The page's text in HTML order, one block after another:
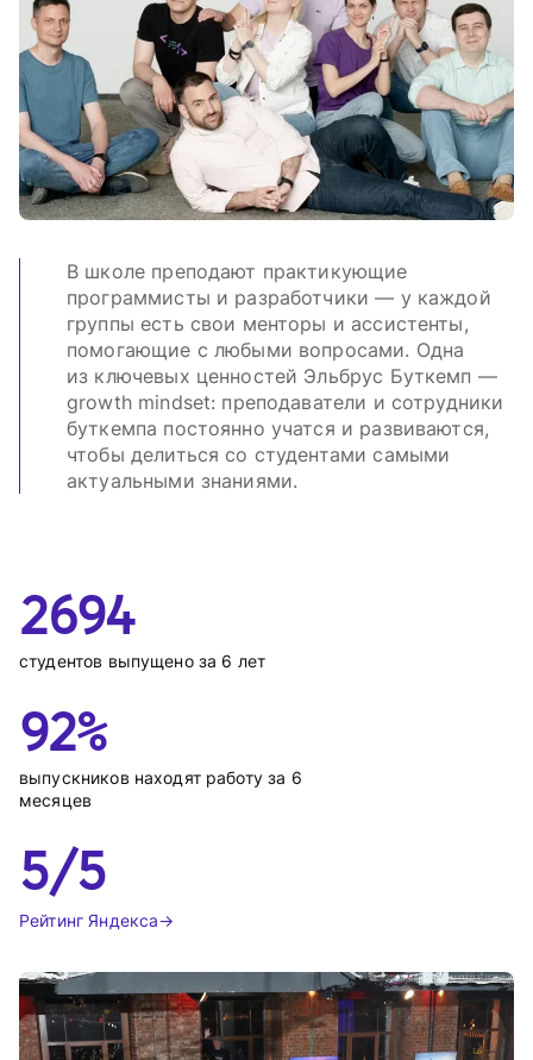
В школе преподают практикующие
программисты и разработчики — у каждой
группы есть свои менторы и ассистенты,
помогающие с любыми вопросами. Одна
из ключевых ценностей Эльбрус Буткемп —
growth mindset: преподаватели и сотрудники
буткемпа постоянно учатся и развиваются,
чтобы делиться со студентами самыми
актуальными знаниями.
2694
студентов выпущено за 6 лет
92%
выпускников находят работу за 6
месяцев
5/5
Рейтинг Яндекса